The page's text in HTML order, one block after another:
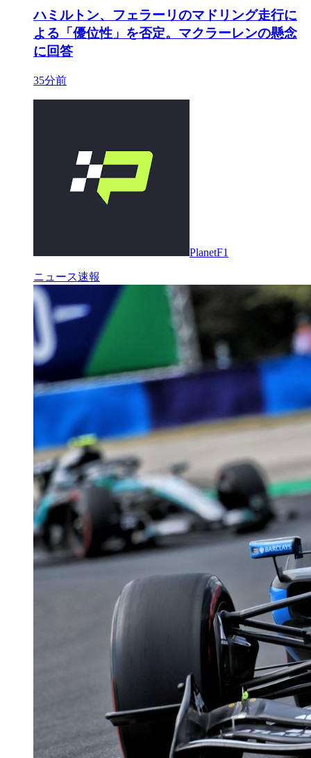
ハミルトン、フェラーリのマドリング走行に
よる「優位性」を否定。マクラーレンの懸念
に回答
35分前
PlanetF1
ニュース速報